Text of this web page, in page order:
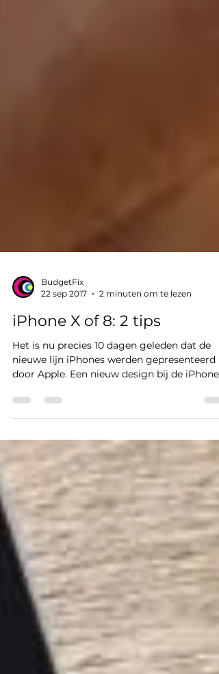
22 sep 2017
2 minuten om te lezen
iPhone X of 8: 2 tips
Het is nu precies 10 dagen geleden dat de
door Apple. Een nieuw design bij de iPhone
en een...